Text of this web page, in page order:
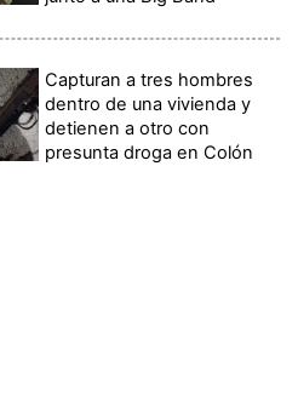
Capturan a tres hombres
dentro de una vivienda y
detienen a otro con
presunta droga en Colón